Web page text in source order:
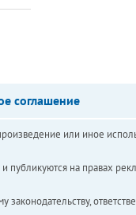
соглашение
или иное
на правах